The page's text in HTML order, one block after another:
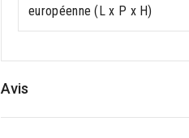
européenne (L x P x H)
Avis